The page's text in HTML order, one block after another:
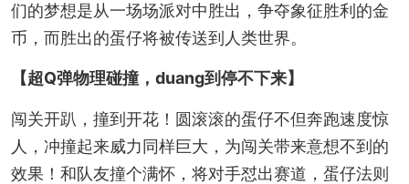
们的梦想是从一场场派对中胜出，争夺象征胜利的金
币，而胜出的蛋仔将被传送到人类世界。
【超Q弹物理碰撞，duang到停不下来】
闯关开趴，撞到开花！圆滚滚的蛋仔不但奔跑速度惊
人，冲撞起来威力同样巨大，为闯关带来意想不到的
效果！和队友撞个满怀，将对手怼出赛道，蛋仔法则